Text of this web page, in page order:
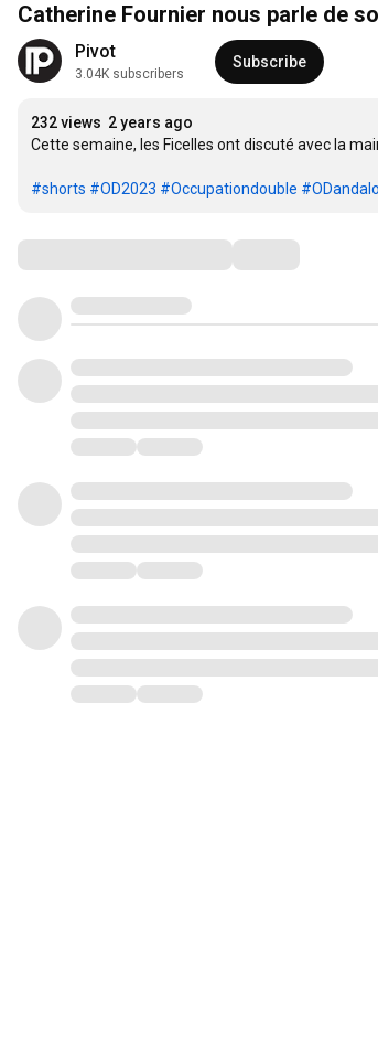
Catherine Fournier nous parle de
Pivot
3.04K subscribers
Subscribe
232 views 2 years ago
Cette semaine, les Ficelles ont discuté avec la
#shorts #OD2023 #Occupationdouble